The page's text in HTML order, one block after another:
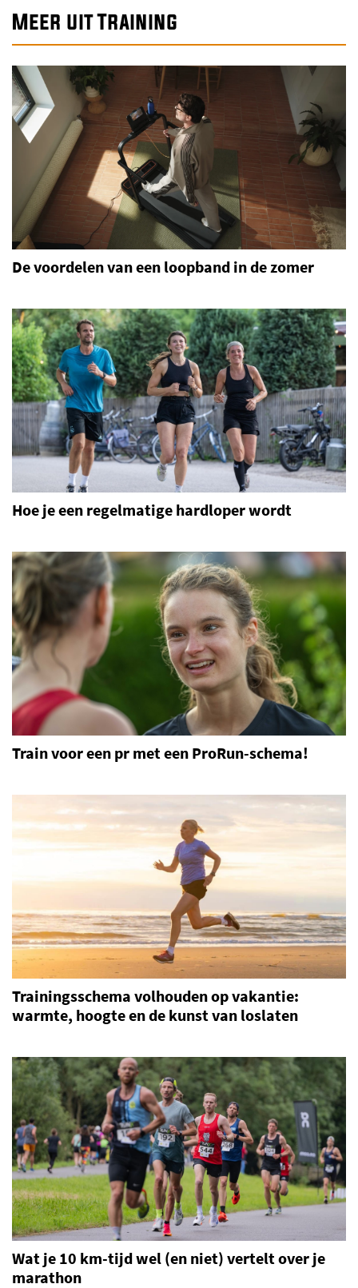
Meer uit Training
De voordelen van een loopband in de zomer
Hoe je een regelmatige hardloper wordt
Train voor een pr met een ProRun-schema!
Trainingsschema volhouden op vakantie:
warmte, hoogte en de kunst van loslaten
Wat je 10 km-tijd wel (en niet) vertelt over je
marathon